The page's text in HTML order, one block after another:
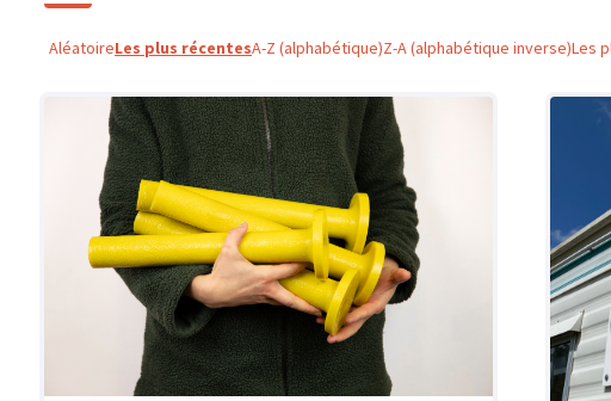
AléatoireLes plus récentesA-Z (alphabétique)Z-A (alphabétique inverse)Les